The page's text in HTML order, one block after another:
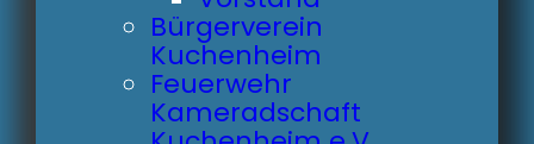
Bürgerverein
Kuchenheim
Feuerwehr
Kameradschaft